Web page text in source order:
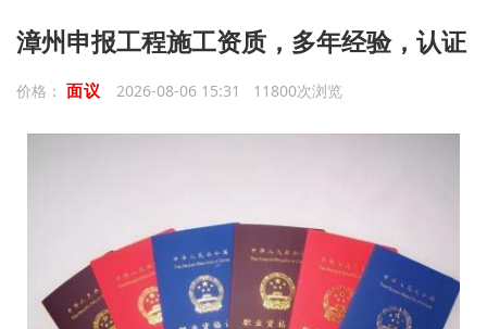
漳州申报工程施工资质，多年经验，认证
价格： 面议 2026-08-06 15:31 11800次浏览